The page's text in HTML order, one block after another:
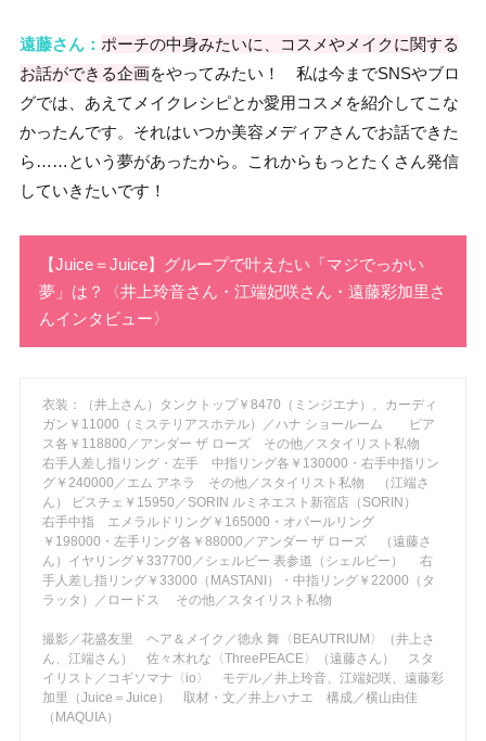
遠藤さん： ポーチの中身みたいに、コスメやメイクに関する
お話ができる企画をやってみたい！ 私は今までSNSやブロ
グでは、あえてメイクレシピとか愛用コスメを紹介してこな
かったんです。それはいつか美容メディアさんでお話できた
ら……という夢があったから。これからもっとたくさん発信
していきたいです！
【Juice＝Juice】グループで叶えたい「マジでっかい
夢」は？〈井上玲音さん・江端妃咲さん・遠藤彩加里さ
んインタビュー〉
衣装：（井上さん）タンクトップ￥8470（ミンジエナ）、カーディ
ガン￥11000（ミステリアスホテル）／ハナ ショールーム ピア
ス各￥118800／アンダー ザ ローズ その他／スタイリスト私物
右手人差し指リング・左手 中指リング各￥130000・右手中指リン
グ￥240000／エム アネラ その他／スタイリスト私物 （江端さ
ん） ビスチェ￥15950／SORIN ルミネエスト新宿店（SORIN）
右手中指 エメラルドリング￥165000・オパールリング
￥198000・左手リング各￥88000／アンダー ザ ローズ （遠藤さ
ん）イヤリング￥337700／シェルビー 表参道（シェルビー） 右
手人差し指リング￥33000（MASTANI）・中指リング￥22000（タ
ラッタ）／ロードス その他／スタイリスト私物
撮影／花盛友里 ヘア＆メイク／徳永 舞〈BEAUTRIUM〉（井上さ
ん、江端さん） 佐々木れな〈ThreePEACE〉（遠藤さん） スタ
イリスト／コギソマナ〈io〉 モデル／井上玲音、江端妃咲、遠藤彩
加里（Juice＝Juice） 取材・文／井上ハナエ 構成／横山由佳
（MAQUIA）